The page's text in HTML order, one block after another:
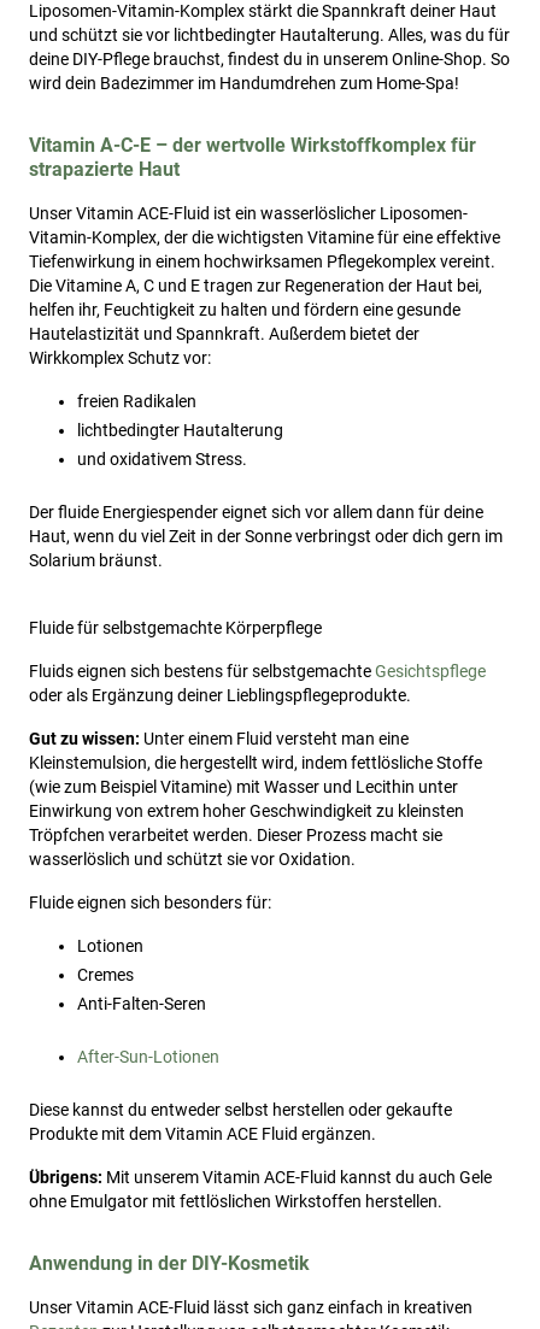
Liposomen-Vitamin-Komplex stärkt die Spannkraft deiner Haut
und schützt sie vor lichtbedingter Hautalterung. Alles, was du für
deine DIY-Pflege brauchst, findest du in unserem Online-Shop. So
wird dein Badezimmer im Handumdrehen zum Home-Spa!
Vitamin A-C-E – der wertvolle Wirkstoffkomplex für
strapazierte Haut
Unser Vitamin ACE-Fluid ist ein wasserlöslicher Liposomen-
Vitamin-Komplex, der die wichtigsten Vitamine für eine effektive
Tiefenwirkung in einem hochwirksamen Pflegekomplex vereint.
Die Vitamine A, C und E tragen zur Regeneration der Haut bei,
helfen ihr, Feuchtigkeit zu halten und fördern eine gesunde
Hautelastizität und Spannkraft. Außerdem bietet der
Wirkkomplex Schutz vor:
freien Radikalen
lichtbedingter Hautalterung
und oxidativem Stress.
Der fluide Energiespender eignet sich vor allem dann für deine
Haut, wenn du viel Zeit in der Sonne verbringst oder dich gern im
Solarium bräunst.
Fluide für selbstgemachte Körperpflege
Fluids eignen sich bestens für selbstgemachteGesichtspflege
oder als Ergänzung deiner Lieblingspflegeprodukte.
Gut zu wissen: Unter einem Fluid versteht man eine
Kleinstemulsion, die hergestellt wird, indem fettlösliche Stoffe
(wie zum Beispiel Vitamine) mit Wasser und Lecithin unter
Einwirkung von extrem hoher Geschwindigkeit zu kleinsten
Tröpfchen verarbeitet werden. Dieser Prozess macht sie
wasserlöslich und schützt sie vor Oxidation.
Fluide eignen sich besonders für:
Lotionen
Cremes
Anti-Falten-Seren
After-Sun-Lotionen
Diese kannst du entweder selbst herstellen oder gekaufte
Produkte mit dem Vitamin ACE Fluid ergänzen.
Übrigens: Mit unserem Vitamin ACE-Fluid kannst du auch Gele
ohne Emulgator mit fettlöslichen Wirkstoffen herstellen.
Anwendung in der DIY-Kosmetik
Unser Vitamin ACE-Fluid lässt sich ganz einfach in kreativen